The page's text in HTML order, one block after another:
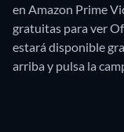
en Amazon Prime
gratuitas para ver
estará disponible
arriba y pulsa la